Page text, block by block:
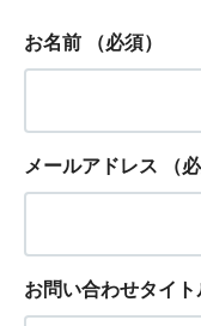
お名前 （必須）
メールアドレス （
お問い合わせタイト